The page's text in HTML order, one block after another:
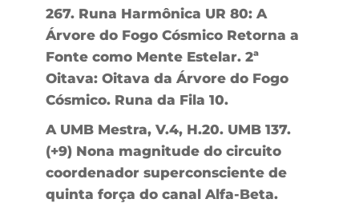
267. Runa Harmônica UR 80: A
Árvore do Fogo Cósmico Retorna a
Fonte como Mente Estelar. 2ª
Oitava: Oitava da Árvore do Fogo
Cósmico. Runa da Fila 10.
A UMB Mestra, V.4, H.20. UMB 137.
(+9) Nona magnitude do circuito
coordenador superconsciente de
quinta força do canal Alfa-Beta.